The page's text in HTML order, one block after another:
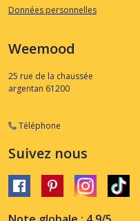
Données personnelles
Weemood
25 rue de la chaussée
argentan 61200
Téléphone
Suivez nous